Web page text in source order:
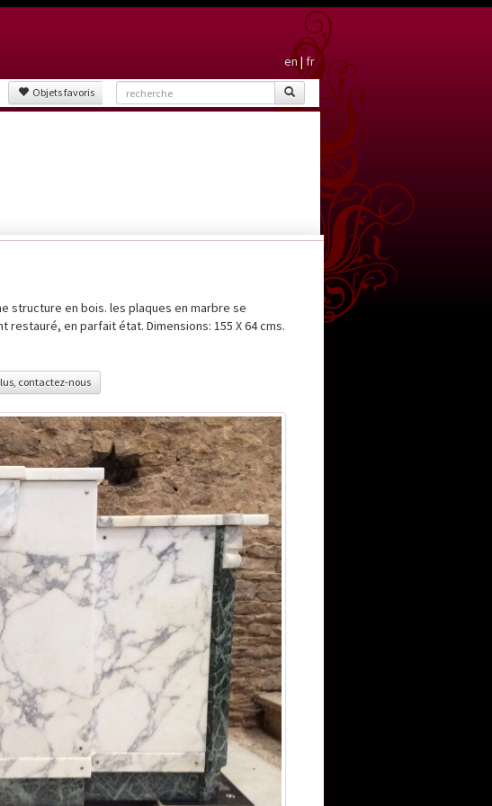
en|fr
Objets favoris
structure en bois. les plaques en marbre se
en parfait état. Dimensions: 155 X 64 cms.
contactez-nous